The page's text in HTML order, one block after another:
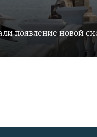
появление новой